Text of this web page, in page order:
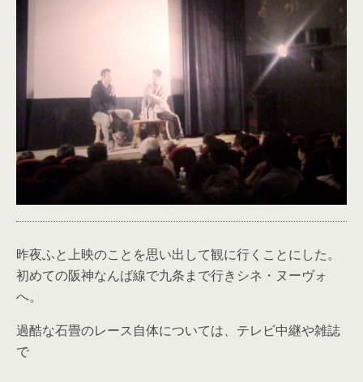
昨夜ふと上映のことを思い出して観に行くことにした。
初めての阪神なんば線で九条まで行きシネ・ヌーヴォ
へ。
過酷な石畳のレース自体については、テレビ中継や雑誌
で